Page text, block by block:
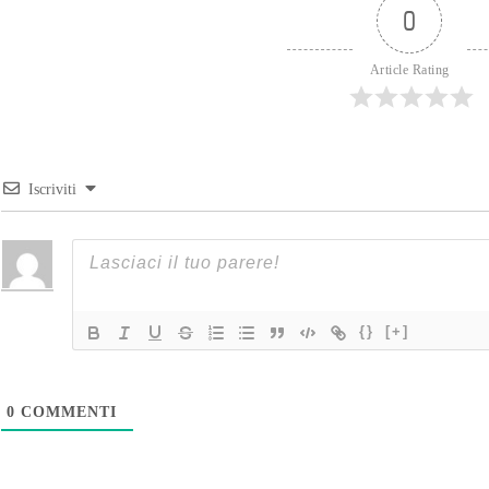
0
Article Rating
Iscriviti
{} [+]
0 COMMENTI